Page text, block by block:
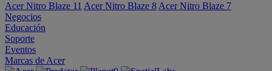
Acer Nitro Blaze 11 Acer Nitro Blaze 8 Acer Nitro Blaze 7
Negocios
Educación
Soporte
Eventos
Marcas de Acer